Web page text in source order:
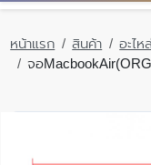
หน้าแรก สินค้า อะไห
จอ